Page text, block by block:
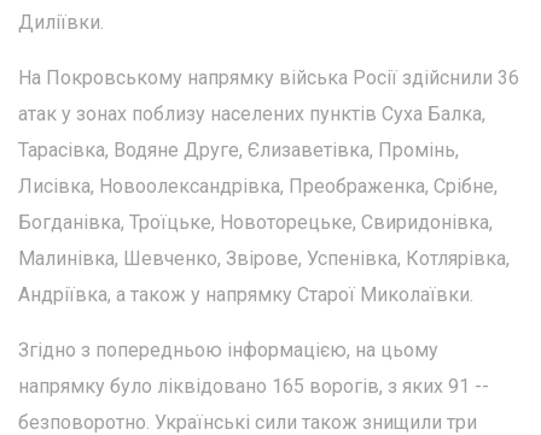
Диліївки.
На Покровському напрямку війська Росії здійснили 36
атак у зонах поблизу населених пунктів Суха Балка,
Тарасівка, Водяне Друге, Єлизаветівка, Промінь,
Лисівка, Новоолександрівка, Преображенка, Срібне,
Богданівка, Троїцьке, Новоторецьке, Свиридонівка,
Малинівка, Шевченко, Звірове, Успенівка, Котлярівка,
Андріївка, а також у напрямку Старої Миколаївки.
Згідно з попередньою інформацією, на цьому
напрямку було ліквідовано 165 ворогів, з яких 91 --
безповоротно. Українські сили також знищили три